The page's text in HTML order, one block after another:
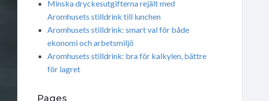
Minska dryckesutgifterna rejält med
Aromhusets stilldrink till lunchen
Aromhusets stilldrink: smart val för både
ekonomi och arbetsmiljö
Aromhusets stilldrink: bra för kalkylen, bättre
för lagret
Pages